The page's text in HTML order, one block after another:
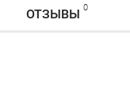
ОТЗЫВЫ 0